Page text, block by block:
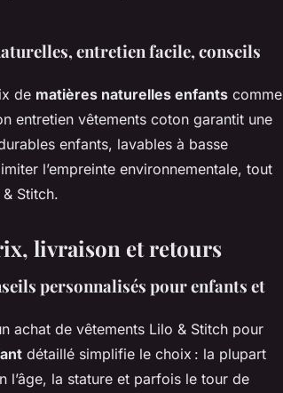
entretien facile, conseils
de matières naturelles enfants comme
entretien vêtements coton garantit une
enfants, lavables à basse
l’empreinte environnementale, tout
Stitch.
livraison et retours
personnalisés pour enfants et
achat de vêtements Lilo & Stitch pour
détaillé simplifie le choix : la plupart
la stature et parfois le tour de